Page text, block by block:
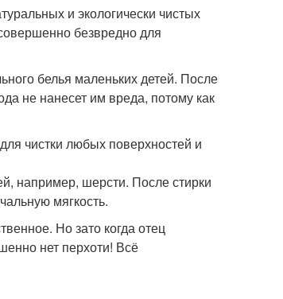
и экологически чистых
безвредно для
белья маленьких детей. После
не нанесет им вреда, потому как
чистки любых поверхностей и
например, шерсти. После стирки
мягкость.
Но зато когда отец
нет перхоти! Всё